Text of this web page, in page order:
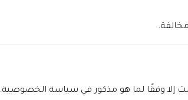
إلا وفقًا لما هو مذكور في سياسة الخصوصية.